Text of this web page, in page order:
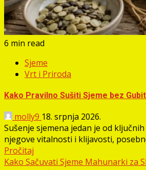
6 min read
Sjeme
Vrt i Priroda
Kako Pravilno Sušiti Sjeme bez
molly9 18. srpnja 2026.
Sušenje sjemena jedan je od
njegove vitalnosti i klijavosti,
Pročitaj
Kako Sačuvati Sjeme Mahunarki za